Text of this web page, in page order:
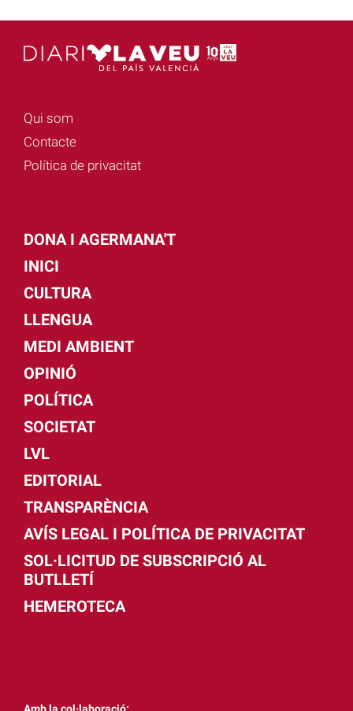
Qui som
Contacte
Política de privacitat
DONA I AGERMANA'T
INICI
CULTURA
LLENGUA
MEDI AMBIENT
OPINIÓ
POLÍTICA
SOCIETAT
LVL
EDITORIAL
TRANSPARÈNCIA
AVÍS LEGAL I POLÍTICA DE PRIVACITAT
SOL·LICITUD DE SUBSCRIPCIÓ AL
BUTLLETÍ
HEMEROTECA
Amb la col·laboració: